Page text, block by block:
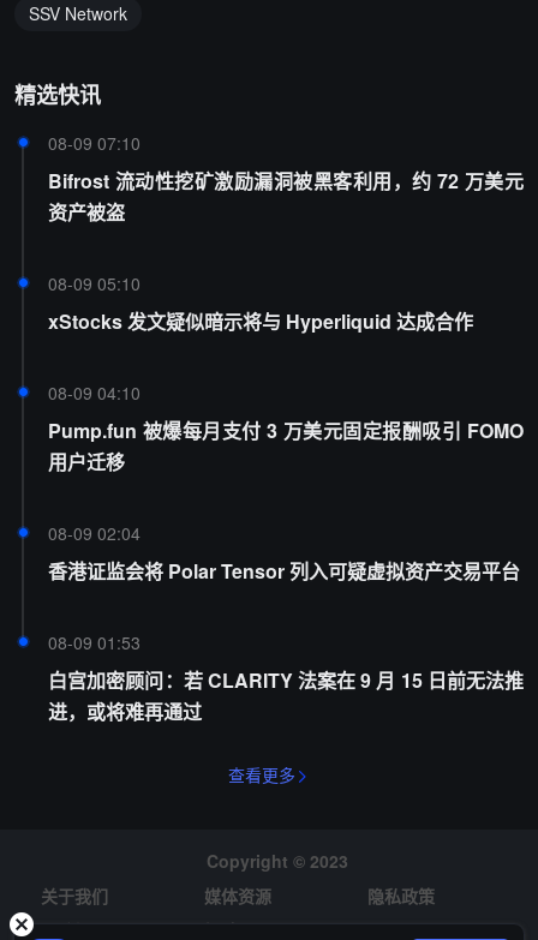
SSV Network
精选快讯
08-09 07:10
Bifrost 流动性挖矿激励漏洞被黑客利用，约 72 万美元
资产被盗
08-09 05:10
xStocks 发文疑似暗示将与 Hyperliquid 达成合作
08-09 04:10
Pump.fun 被爆每月支付 3 万美元固定报酬吸引 FOMO
用户迁移
08-09 02:04
香港证监会将 Polar Tensor 列入可疑虚拟资产交易平台
08-09 01:53
白宫加密顾问：若 CLARITY 法案在 9 月 15 日前无法推
进，或将难再通过
查看更多
Copyright © 2023
关于我们
媒体资源
隐私政策
风险提示
招聘